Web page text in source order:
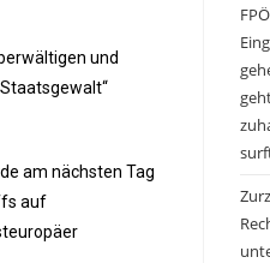
und
am nächsten Tag
auf